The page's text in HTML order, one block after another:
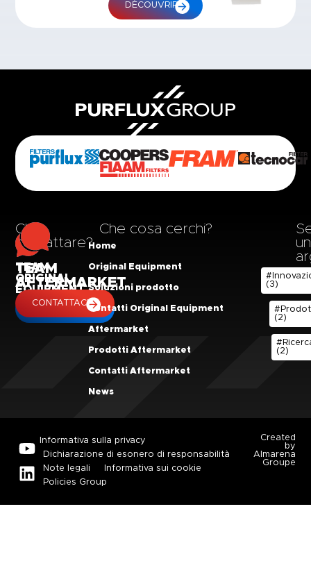
DÉCOUVRIR
Chi
contattare?
TEAM
ORIGINAL
EQUIPMENT
CONTATTACI
TEAM
AFTERMARKET
CONTATTACI
Che cosa cerchi?
Home
Original Equipment
Soluzioni prodotto
Contatti Original Equipment
Aftermarket
Prodotti Aftermarket
Contatti Aftermarket
News
un
(3)
(2)
(2)
Informativa sulla privacy
Dichiarazione di esonero di responsabilità
Note legali
Informativa sui cookie
Policies Group
Created
by
Almarena
Groupe